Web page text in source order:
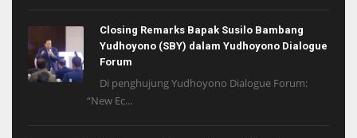
Closing Remarks Bapak Susilo Bambang
Yudhoyono (SBY) dalam Yudhoyono Dialogue
Forum
Di penghujung Yudhoyono Dialogue Forum:
“New Ec...